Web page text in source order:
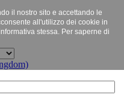
il nostro sito e accettando le
all'utilizzo dei cookie in
stessa. Per saperne di